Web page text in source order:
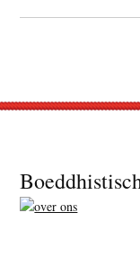
Footer